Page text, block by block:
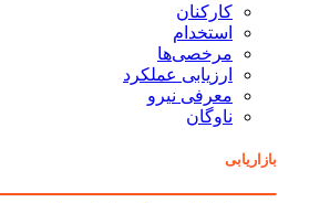
کارکنان
استخدام
مرخصی‌ها
ارزیابی عملکرد
معرفی نیرو
ناوگان
بازاریابی